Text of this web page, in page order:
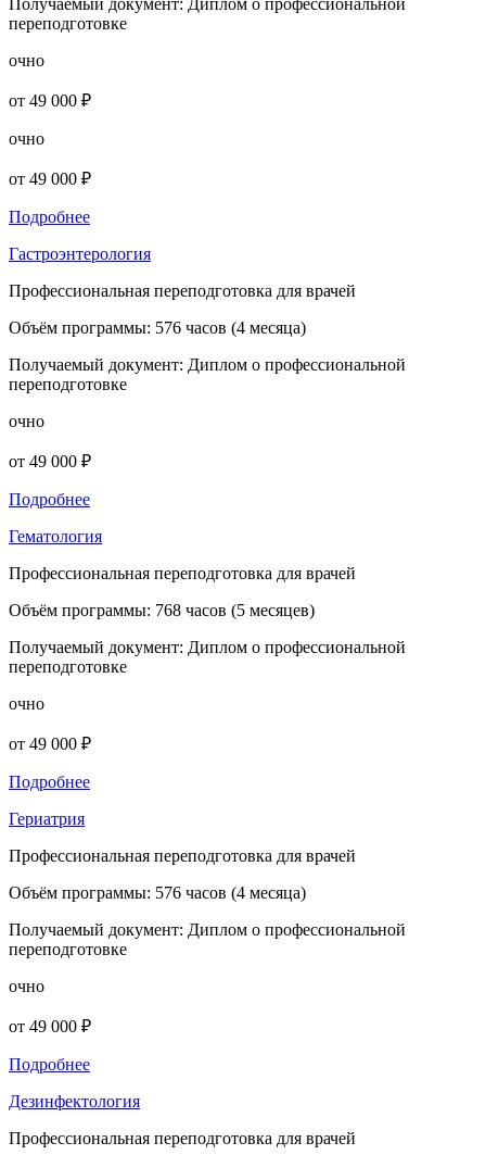
Получаемый документ: Диплом о профессиональной
переподготовке
очно
от 49 000 ₽
очно
от 49 000 ₽
Подробнее
Гастроэнтерология
Профессиональная переподготовка для врачей
Объём программы: 576 часов (4 месяца)
Получаемый документ: Диплом о профессиональной
переподготовке
очно
от 49 000 ₽
Подробнее
Гематология
Профессиональная переподготовка для врачей
Объём программы: 768 часов (5 месяцев)
Получаемый документ: Диплом о профессиональной
переподготовке
очно
от 49 000 ₽
Подробнее
Гериатрия
Профессиональная переподготовка для врачей
Объём программы: 576 часов (4 месяца)
Получаемый документ: Диплом о профессиональной
переподготовке
очно
от 49 000 ₽
Подробнее
Дезинфектология
Профессиональная переподготовка для врачей